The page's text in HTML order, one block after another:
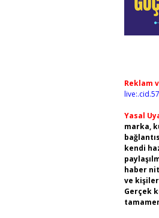
Reklam
Yasal
marka,
kendi
haber
ve kişiler
Gerçek